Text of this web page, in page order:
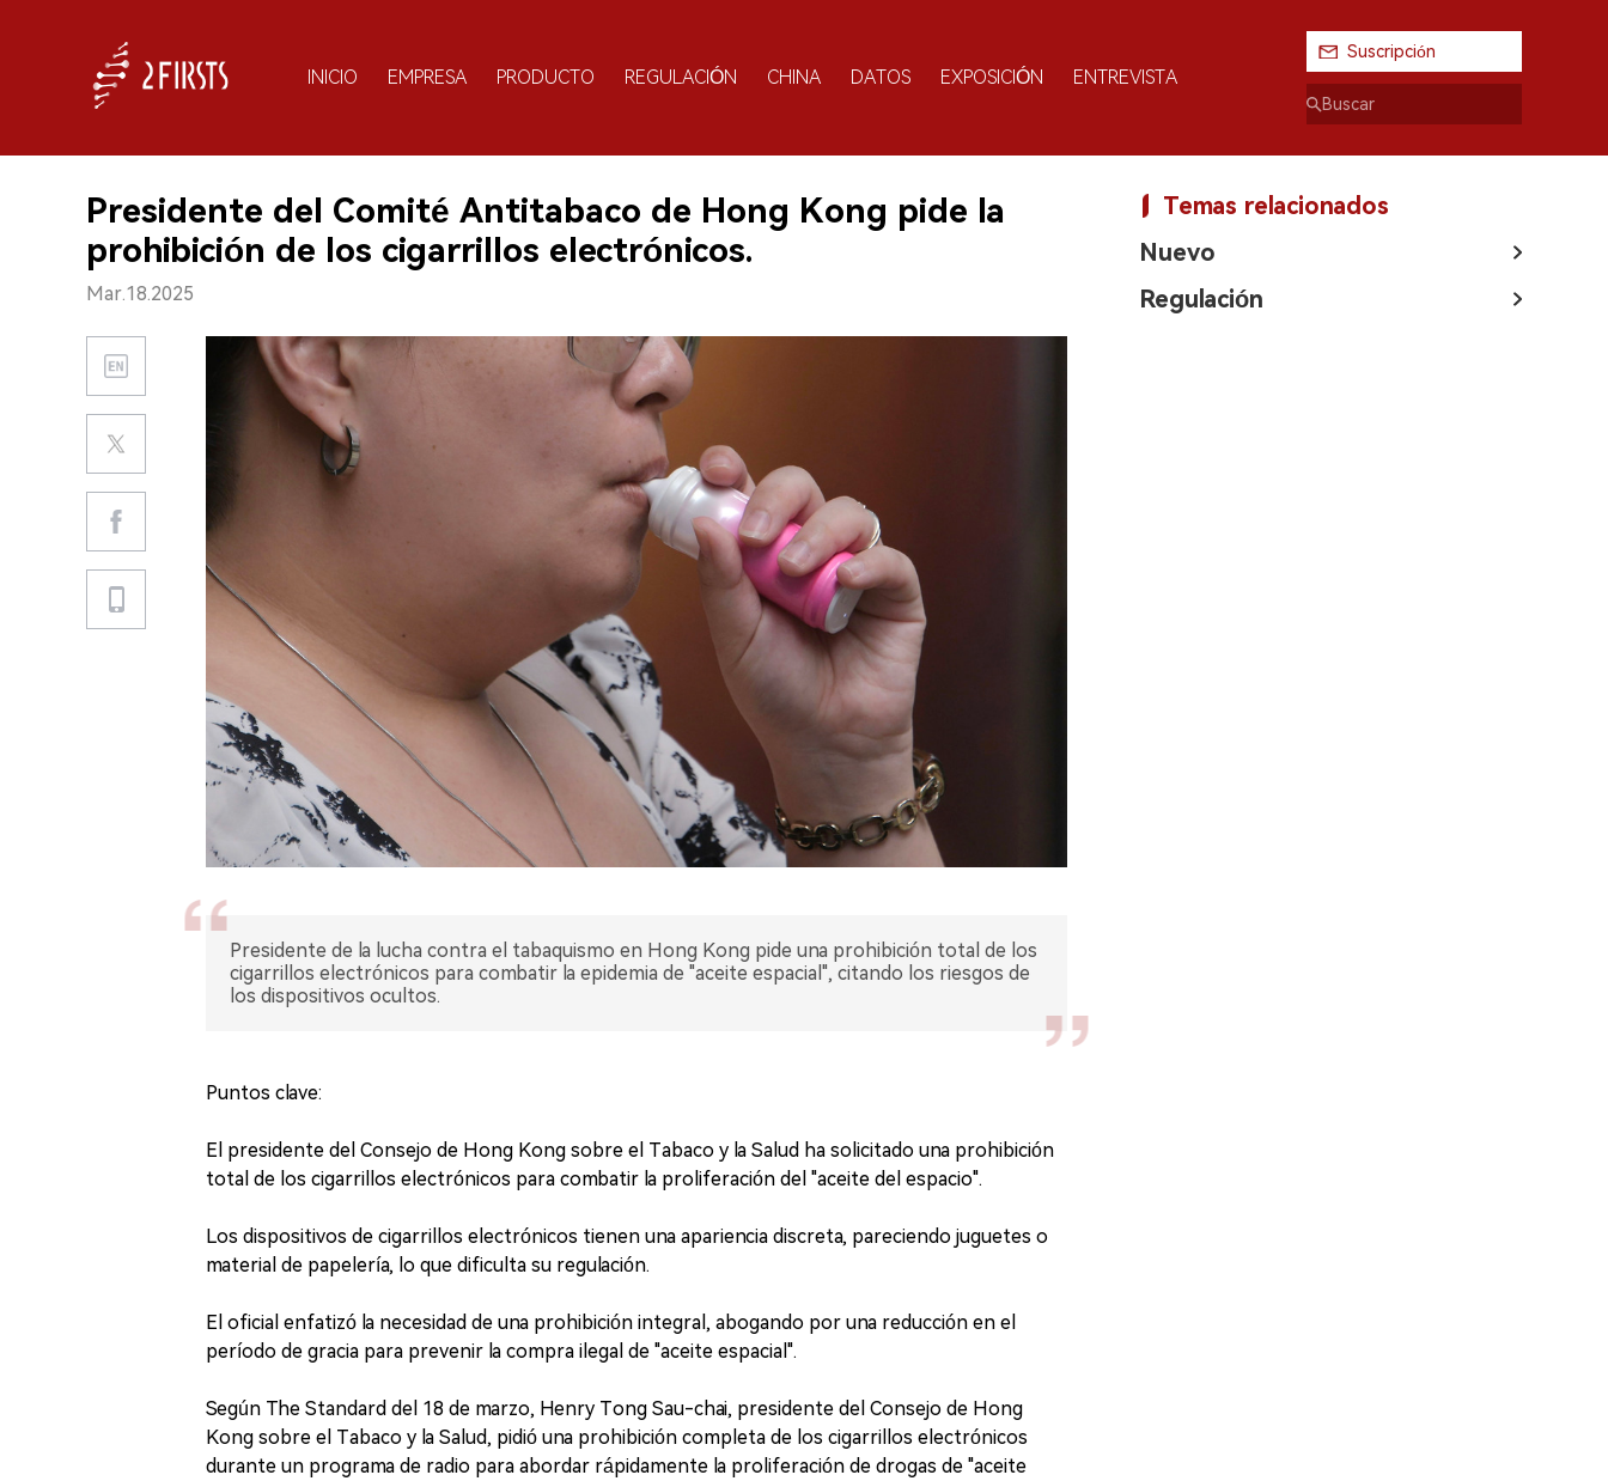
INICIO EMPRESA PRODUCTO REGULACIÓN CHINA DATOS EXPOSICIÓN ENTREVISTA
Suscripción
Presidente del Comité Antitabaco de Hong Kong pide la
prohibición de los cigarrillos electrónicos.
Mar.18.2025
Presidente de la lucha contra el tabaquismo en Hong Kong pide una prohibición total de los
cigarrillos electrónicos para combatir la epidemia de "aceite espacial", citando los riesgos de
los dispositivos ocultos.
Puntos clave:
El presidente del Consejo de Hong Kong sobre el Tabaco y la Salud ha solicitado una prohibición
total de los cigarrillos electrónicos para combatir la proliferación del "aceite del espacio".
Los dispositivos de cigarrillos electrónicos tienen una apariencia discreta, pareciendo juguetes o
material de papelería, lo que dificulta su regulación.
El oficial enfatizó la necesidad de una prohibición integral, abogando por una reducción en el
período de gracia para prevenir la compra ilegal de "aceite espacial".
Según The Standard del 18 de marzo, Henry Tong Sau-chai, presidente del Consejo de Hong
Kong sobre el Tabaco y la Salud, pidió una prohibición completa de los cigarrillos electrónicos
durante un programa de radio para abordar rápidamente la proliferación de drogas de "aceite
Temas relacionados
Nuevo
Regulación